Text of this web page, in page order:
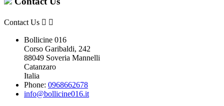
Contact Us  
Bollicine 016
Corso Garibaldi, 242
88049 Soveria Mannelli
Catanzaro
Italia
Phone: 0968662678
info@bollicine016.it